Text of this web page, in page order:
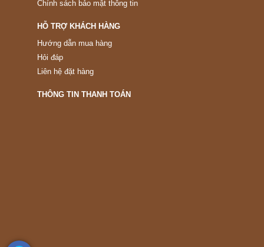
Chính sách bảo mật thông tin
HỖ TRỢ KHÁCH HÀNG
Hướng dẫn mua hàng
Hỏi đáp
Liên hệ đặt hàng
THÔNG TIN THANH TOÁN